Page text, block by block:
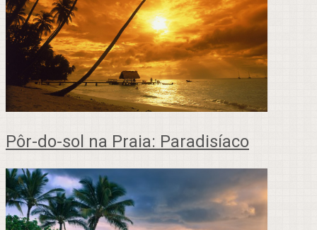
Pôr-do-sol na Praia: Paradisíaco